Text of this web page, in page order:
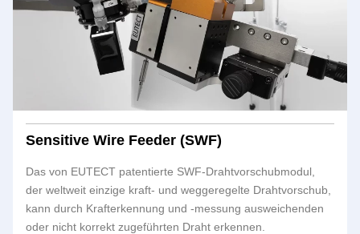
Sensitive Wire Feeder (SWF)
Das von EUTECT patentierte SWF-Drahtvorschubmodul,
der weltweit einzige kraft- und weggeregelte Drahtvorschub,
kann durch Krafterkennung und -messung ausweichenden
oder nicht korrekt zugeführten Draht erkennen.